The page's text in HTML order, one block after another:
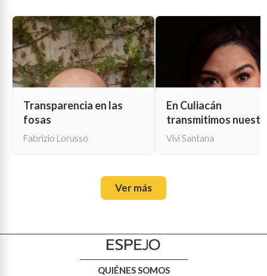
Transparencia en las
fosas
Fabrizio Lorusso
En Culiacán
transmitimos
propia muerte
Vivi Santana
Ver más
QUIÉNES SOMOS